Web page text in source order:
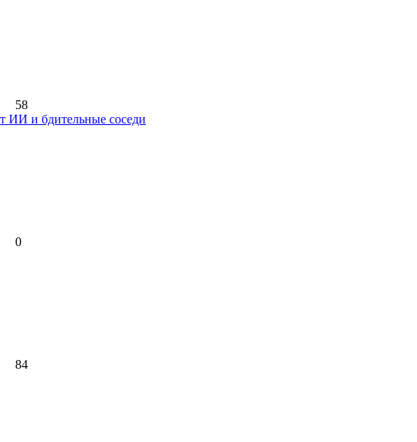
58
ИИ и бдительные соседи
0
84